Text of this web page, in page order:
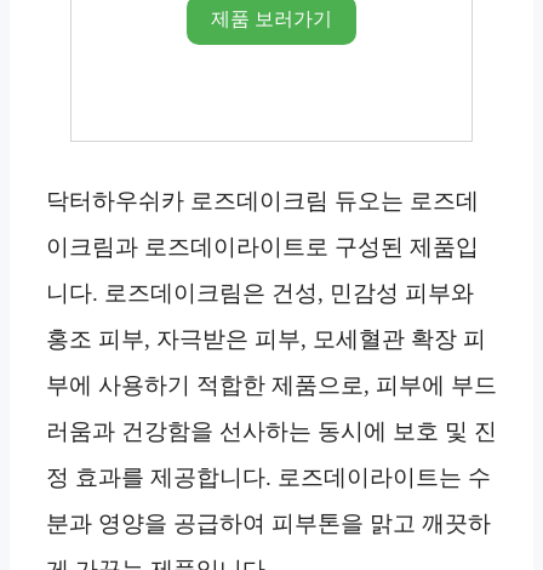
제품 보러가기
닥터하우쉬카 로즈데이크림 듀오는 로즈데
이크림과 로즈데이라이트로 구성된 제품입
니다. 로즈데이크림은 건성, 민감성 피부와
홍조 피부, 자극받은 피부, 모세혈관 확장 피
부에 사용하기 적합한 제품으로, 피부에 부드
러움과 건강함을 선사하는 동시에 보호 및 진
정 효과를 제공합니다. 로즈데이라이트는 수
분과 영양을 공급하여 피부톤을 맑고 깨끗하